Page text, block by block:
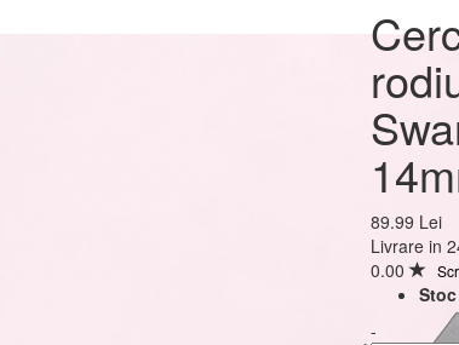
Cercei Argint 925
rodiu cu cristale
Fancy Pear 14mm
89.99 Lei
Livrare in
0.00
-